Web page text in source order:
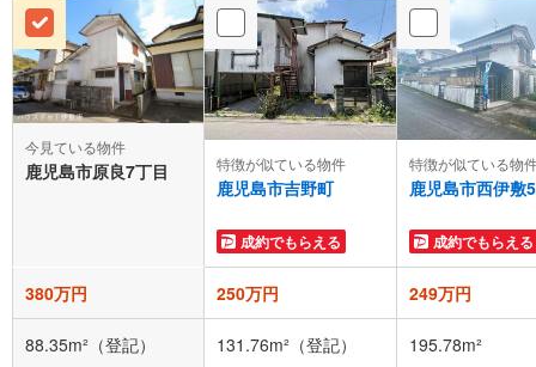
今見ている物件
鹿児島市原良7丁目 特徴が似ている物件
鹿児島市吉野町
成約でもらえる
特徴が似ている物
鹿児島市西伊敷
成約でもらえる
380万円 250万円 249万円
88.35m²（登記） 131.76m²（登記） 195.78m²